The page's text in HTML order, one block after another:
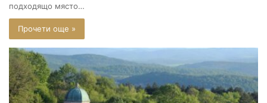
подходящо място…
Прочети още »